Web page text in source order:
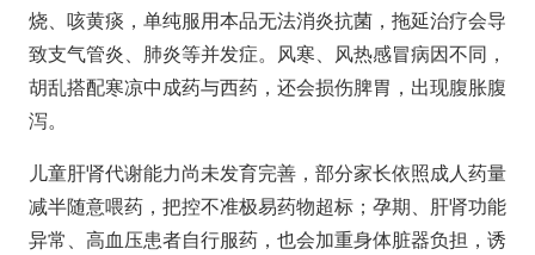
烧、咳黄痰，单纯服用本品无法消炎抗菌，拖延治疗会导
致支气管炎、肺炎等并发症。风寒、风热感冒病因不同，
胡乱搭配寒凉中成药与西药，还会损伤脾胃，出现腹胀腹
泻。
儿童肝肾代谢能力尚未发育完善，部分家长依照成人药量
减半随意喂药，把控不准极易药物超标；孕期、肝肾功能
异常、高血压患者自行服药，也会加重身体脏器负担，诱